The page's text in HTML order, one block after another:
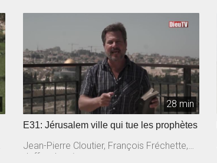
28 min
E31: Jérusalem ville qui tue les prophètes
Jean-Pierre Cloutier, François Fréchette,
Jeffrey Laurin